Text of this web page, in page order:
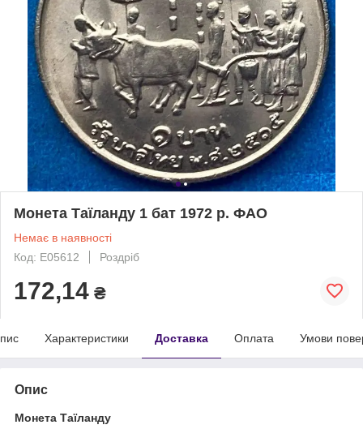
Монета Таїланду 1 бат 1972 р. ФАО
Немає в наявності
Код: Е05612
Роздріб
172,14 ₴
Характеристики Доставка Оплата Умови
Опис
Монета Таїланду